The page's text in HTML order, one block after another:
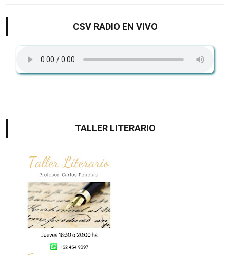
CSV RADIO EN VIVO
TALLER LITERARIO